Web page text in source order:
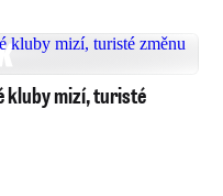
kluby mizí, turisté